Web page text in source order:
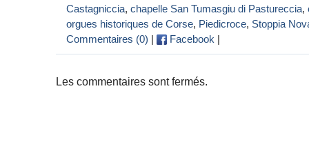
Castagniccia, chapelle San Tumasgiu di Pastureccia,
orgues historiques de Corse, Piedicroce, Stoppia
Commentaires (0) | Facebook |
Les commentaires sont fermés.